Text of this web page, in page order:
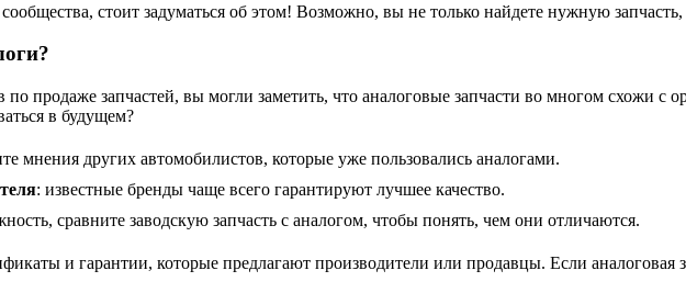
стоит задуматься об этом! Возможно, вы не только найдете нужную
продаже запчастей, вы могли заметить, что аналоговые запчасти во многом схожи
в будущем?
мнения других автомобилистов, которые уже пользовались аналогами.
: известные бренды чаще всего гарантируют лучшее качество.
сравните заводскую запчасть с аналогом, чтобы понять, чем они отличаются.
и гарантии, которые предлагают производители или продавцы. Если аналоговая